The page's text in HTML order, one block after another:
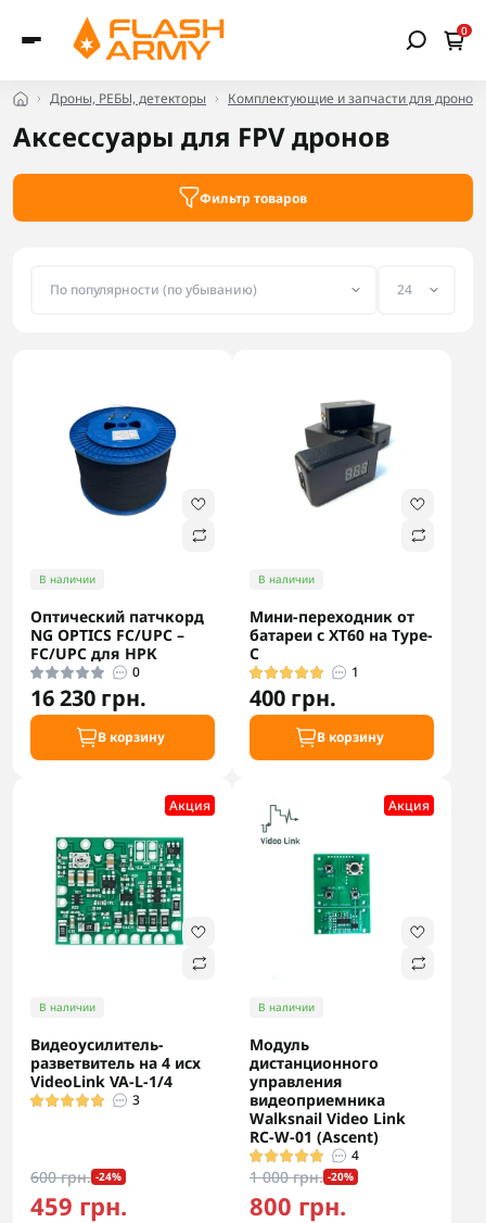
0
Дроны, РЕБЫ, детекторы Комплектующие и запчасти для дронов
Аксессуары для FPV дронов
Фильтр товаров
В наличии
Оптический патчкорд
NG OPTICS FC/UPC –
FC/UPC для НРК
0
16 230 грн.
В корзину
В наличии
Мини-переходник от
батареи с XT60 на Type-
C
1
400 грн.
В корзину
Акция
В наличии
Видеоусилитель-
разветвитель на 4 исх
VideoLink VA-L-1/4
3
600 грн. -24%
459 грн.
Акция
В наличии
Модуль
дистанционного
управления
видеоприемника
Walksnail Video Link
RC-W-01 (Ascent)
4
1 000 грн. -20%
800 грн.